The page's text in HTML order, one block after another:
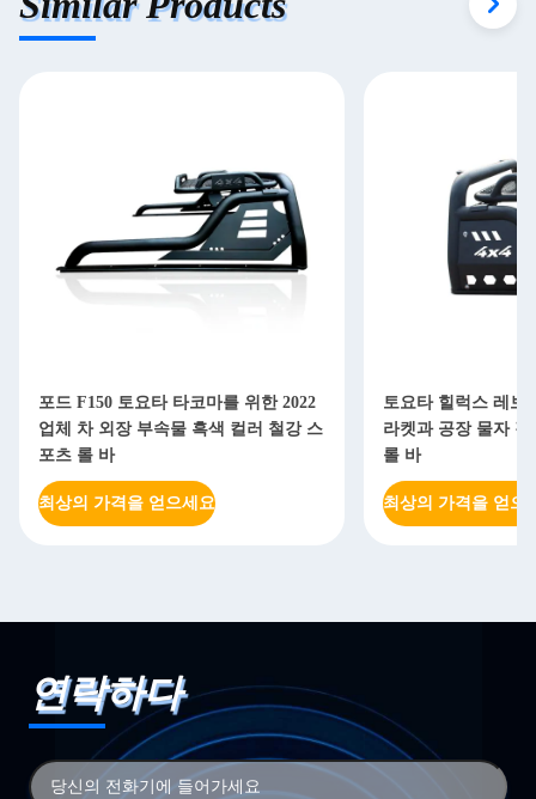
포드 F150 토요타 타코마를 위한 2022
업체 차 외장 부속물 흑색 컬러 철강 스
포츠 롤 바
최상의 가격을 얻으세요
토요타 힐럭스 레보
라켓과 공장 물자
롤 바
최상의 가격을 얻으
연락하다